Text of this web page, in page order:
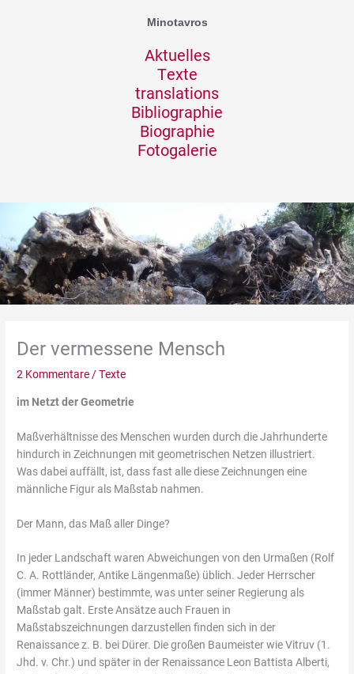
Minotavros
Aktuelles
Texte
translations
Bibliographie
Biographie
Fotogalerie
Der vermessene Mensch
2 Kommentare/Texte
im Netzt der Geometrie
Maßverhältnisse des Menschen wurden durch die Jahrhunderte
hindurch in Zeichnungen mit geometrischen Netzen illustriert.
Was dabei auffällt, ist, dass fast alle diese Zeichnungen eine
männliche Figur als Maßstab nahmen.
Der Mann, das Maß aller Dinge?
In jeder Landschaft waren Abweichungen von den Urmaßen (Rolf
C. A. Rottländer, Antike Längenmaße) üblich. Jeder Herrscher
(immer Männer) bestimmte, was unter seiner Regierung als
Maßstab galt. Erste Ansätze auch Frauen in
Maßstabszeichnungen darzustellen finden sich in der
Renaissance z. B. bei Dürer. Die großen Baumeister wie Vitruv (1.
Jhd. v. Chr.) und später in der Renaissance Leon Battista Alberti,